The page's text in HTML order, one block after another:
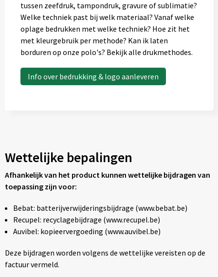
tussen zeefdruk, tampondruk, gravure of sublimatie?
Welke techniek past bij welk materiaal? Vanaf welke
oplage bedrukken met welke techniek? Hoe zit het
met kleurgebruik per methode? Kan ik laten
borduren op onze polo's? Bekijk alle drukmethodes.
Info over bedrukking & logo aanleveren
Wettelijke bepalingen
Afhankelijk van het product kunnen wettelijke bijdragen van
toepassing zijn voor:
Bebat: batterijverwijderingsbijdrage (www.bebat.be)
Recupel: recyclagebijdrage (www.recupel.be)
Auvibel: kopieervergoeding (www.auvibel.be)
Deze bijdragen worden volgens de wettelijke vereisten op de
factuur vermeld.